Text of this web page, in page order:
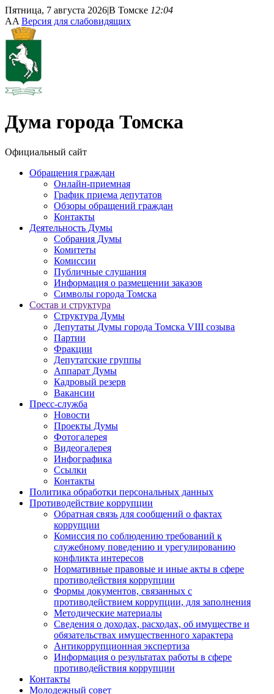
Пятница, 7 августа 2026|В Томске 12:04
AA Версия для слабовидящих
Дума города Томска
Официальный сайт
Обращения граждан
Онлайн-приемная
График приема депутатов
Обзоры обращений граждан
Контакты
Деятельность Думы
Собрания Думы
Комитеты
Комиссии
Публичные слушания
Информация о размещении заказов
Символы города Томска
Состав и структура
Структура Думы
Депутаты Думы города Томска VIII созыва
Партии
Фракции
Депутатские группы
Аппарат Думы
Кадровый резерв
Вакансии
Пресс-служба
Новости
Проекты Думы
Фотогалерея
Видеогалерея
Инфографика
Ссылки
Контакты
Политика обработки персональных данных
Прoтивoдeйствие кoрpупции
Обратная связь для сообщений о фактах
коррупции
Комиссия по соблюдению требований к
служебному поведению и урегулированию
конфликта интересов
Нормативные правовые и иные акты в сфере
противодействия коррупции
Формы документов, связанных с
противодействием коррупции, для заполнения
Методические материалы
Сведения о доходах, расходах, об имуществе и
обязательствах имущественного характера
Антикоррупционная экспертиза
Информация о результатах работы в сфере
противодействия коррупции
Контакты
Молодежный совет